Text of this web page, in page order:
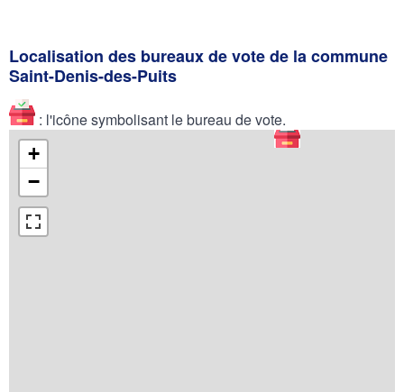
Localisation des bureaux de vote de la commune
Saint-Denis-des-Puits
: l'icône symbolisant le bureau de vote.
+
−